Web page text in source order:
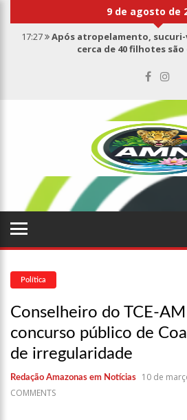
9 de agosto de
17:27
Após atropelamento,
cerca de 40 filhotes
suspeita de
Saiba quem é Mazinho da
de Manaus
Consumidores denunciam falta
mau cheiro em freezer de
Justiça proíbe ex-prefeito de
Nhamundá, no
15:01
Carro envolvido em acidente
13:43
07:21 Grave explosão em clube de tiro
18:42
Preço médio da gasolina registra
17:36 Prefeitura de Manaus
fortalece patrimônio
10:55
Proposta de decreto para
jurídica de Lula contra
10:07 SSP-AM vistoria construção do
Política
Conselheiro do TCE-
concurso público de
de irregularidade
Redação Amazonas em Notícias 10 de
COMMENTS